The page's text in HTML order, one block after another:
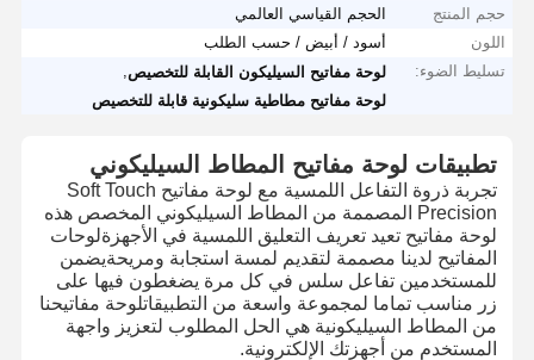
حجم المنتج
الحجم القياسي العالمي
اللون
أسود / أبيض / حسب الطلب
تسليط الضوء:
لوحة مفاتيح السيليكون القابلة للتخصيص
لوحة مفاتيح مطاطية سليكونية قابلة للتخصيص
تطبيقات لوحة مفاتيح المطاط السيليكوني
تجربة ذروة التفاعل اللمسية مع لوحة مفاتيح Soft Touch
Precision المصممة من المطاط السيليكوني المخصص هذه
لوحة مفاتيح تعيد تعريف التعليق اللمسية في الأجهزةلوحات
المفاتيح لدينا مصممة لتقديم لمسة استجابة ومريحةيضمن
للمستخدمين تفاعل سلس في كل مرة يضغطون فيها على
زر مناسب تماما لمجموعة واسعة من التطبيقاتلوحة مفاتيحنا
من المطاط السيليكونية هي الحل المطلوب لتعزيز واجهة
المستخدم من أجهزتك الإلكترونية.